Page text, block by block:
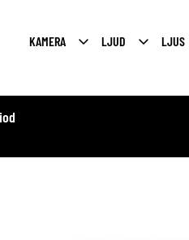
KAMERA LJUD LJUS